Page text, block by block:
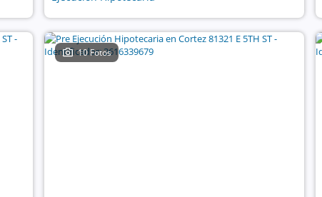
10 Fotos